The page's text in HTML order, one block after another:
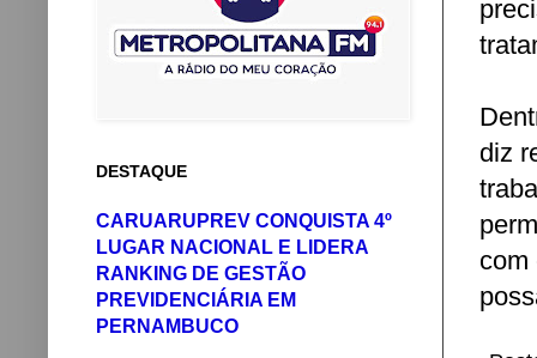
diz
com
DESTAQUE
CARUARUPREV CONQUISTA 4º
LUGAR NACIONAL E LIDERA
RANKING DE GESTÃO
PREVIDENCIÁRIA EM
PERNAMBUCO